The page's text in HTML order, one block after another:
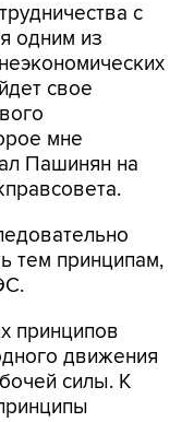
с
одним из
свое
мне
Пашинян на
тем принципам,
принципов
движения
силы. К